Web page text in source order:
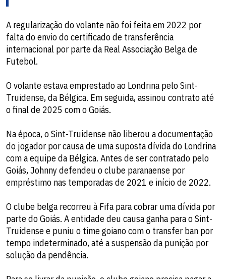
A regularização do volante não foi feita em 2022 por
falta do envio do certificado de transferência
internacional por parte da Real Associação Belga de
Futebol.
O volante estava emprestado ao Londrina pelo Sint-
Truidense, da Bélgica. Em seguida, assinou contrato até
o final de 2025 com o Goiás.
Na época, o Sint-Truidense não liberou a documentação
do jogador por causa de uma suposta dívida do Londrina
com a equipe da Bélgica. Antes de ser contratado pelo
Goiás, Johnny defendeu o clube paranaense por
empréstimo nas temporadas de 2021 e início de 2022.
O clube belga recorreu à Fifa para cobrar uma dívida por
parte do Goiás. A entidade deu causa ganha para o Sint-
Truidense e puniu o time goiano com o transfer ban por
tempo indeterminado, até a suspensão da punição por
solução da pendência.